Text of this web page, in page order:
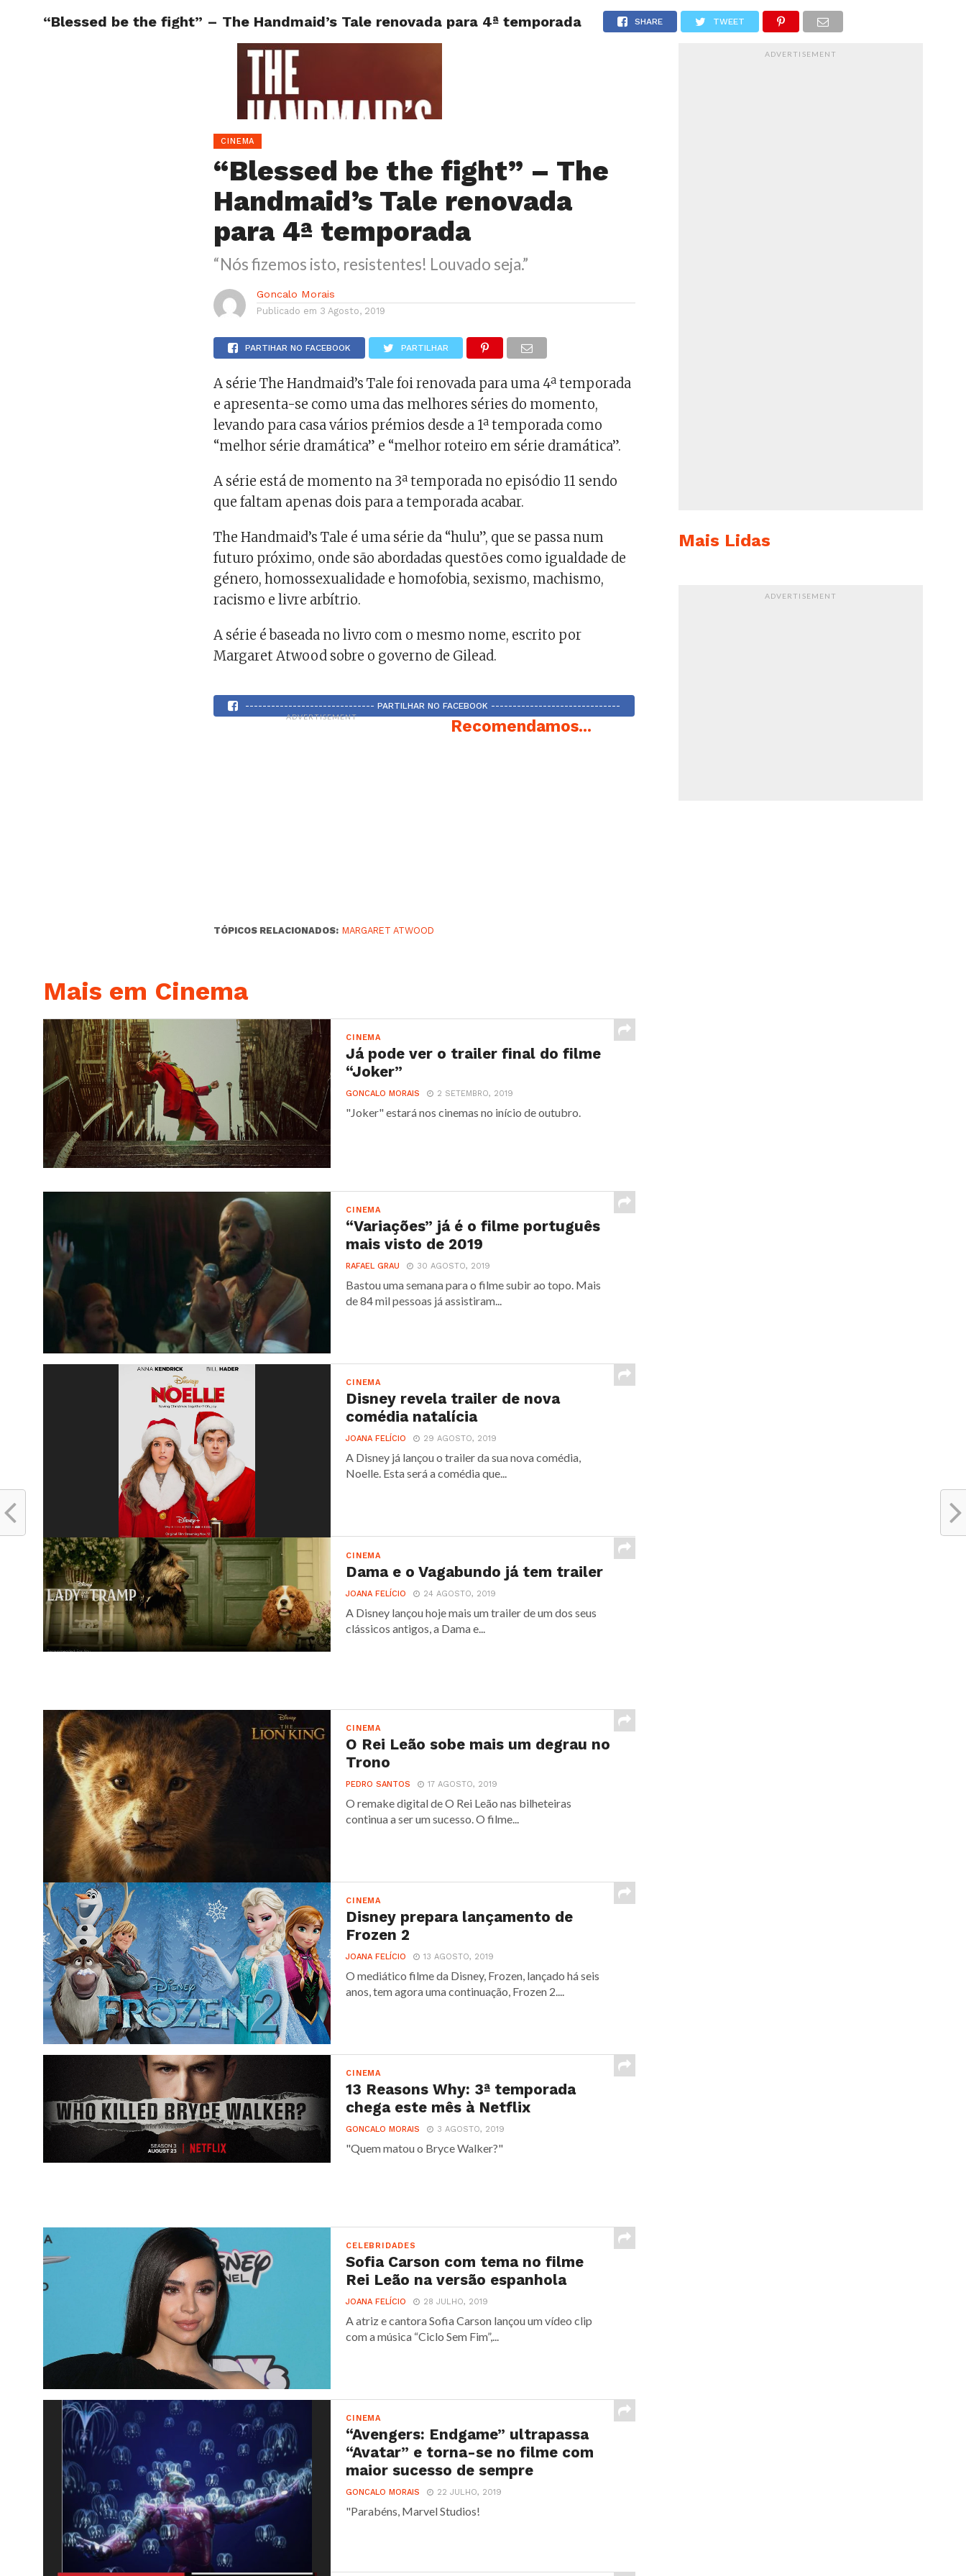
HOME NOTÍCIAS GOSSIP FUTEBOL AGENDA
“Blessed be the fight” – The Handmaid’s Tale renovada para 4ª temporada SHARE TWEET
CINEMA
“Blessed be the fight” – The
Handmaid’s Tale renovada
para 4ª temporada
“Nós fizemos isto, resistentes! Louvado seja.”
Goncalo Morais
Publicado em 3 Agosto, 2019
PARTIHAR NO FACEBOOK PARTILHAR
A série The Handmaid’s Tale foi renovada para uma 4ª temporada
e apresenta-se como uma das melhores séries do momento,
levando para casa vários prémios desde a 1ª temporada como
“melhor série dramática” e “melhor roteiro em série dramática”.
A série está de momento na 3ª temporada no episódio 11 sendo
que faltam apenas dois para a temporada acabar.
The Handmaid’s Tale é uma série da “hulu”, que se passa num
futuro próximo, onde são abordadas questões como igualdade de
género, homossexualidade e homofobia, sexismo, machismo,
racismo e livre arbítrio.
A série é baseada no livro com o mesmo nome, escrito por
Margaret Atwood sobre o governo de Gilead.
------------------------------ PARTILHAR NO FACEBOOK ------------------------------
ADVERTISEMENT Recomendamos...
TÓPICOS RELACIONADOS: MARGARET ATWOOD
Mais em Cinema
CINEMA
Já pode ver o trailer final do filme
“Joker”
GONCALO MORAIS 2 SETEMBRO, 2019
"Joker" estará nos cinemas no início de outubro.
CINEMA
“Variações” já é o filme português
mais visto de 2019
RAFAEL GRAU 30 AGOSTO, 2019
Bastou uma semana para o filme subir ao topo. Mais
de 84 mil pessoas já assistiram...
CINEMA
Disney revela trailer de nova
comédia natalícia
JOANA FELÍCIO 29 AGOSTO, 2019
A Disney já lançou o trailer da sua nova comédia,
Noelle. Esta será a comédia que...
CINEMA
Dama e o Vagabundo já tem trailer
JOANA FELÍCIO 24 AGOSTO, 2019
A Disney lançou hoje mais um trailer de um dos seus
clássicos antigos, a Dama e...
CINEMA
O Rei Leão sobe mais um degrau no
Trono
PEDRO SANTOS 17 AGOSTO, 2019
O remake digital de O Rei Leão nas bilheteiras
continua a ser um sucesso. O filme...
CINEMA
Disney prepara lançamento de
Frozen 2
JOANA FELÍCIO 13 AGOSTO, 2019
O mediático filme da Disney, Frozen, lançado há seis
anos, tem agora uma continuação, Frozen 2....
CINEMA
13 Reasons Why: 3ª temporada
chega este mês à Netflix
GONCALO MORAIS 3 AGOSTO, 2019
"Quem matou o Bryce Walker?"
CELEBRIDADES
Sofia Carson com tema no filme
Rei Leão na versão espanhola
JOANA FELÍCIO 28 JULHO, 2019
A atriz e cantora Sofia Carson lançou um vídeo clip
com a música “Ciclo Sem Fim”,...
CINEMA
“Avengers: Endgame” ultrapassa
“Avatar” e torna-se no filme com
maior sucesso de sempre
GONCALO MORAIS 22 JULHO, 2019
"Parabéns, Marvel Studios!
ADVERTISEMENT
Mais Lidas
ADVERTISEMENT